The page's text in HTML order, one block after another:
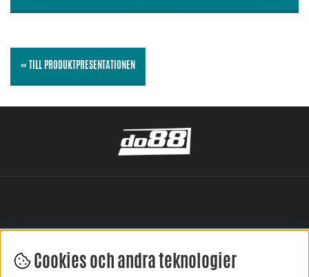
« TILL PRODUKTPRESENTATIONEN
LÄMNA DIN RECENSION HÄR
Cookies och andra teknologier